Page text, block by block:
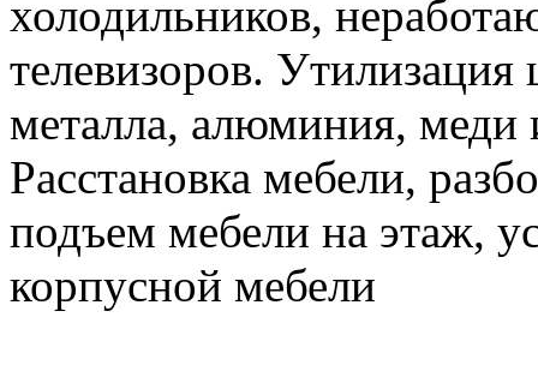
холодильников,
телевизоров. Утилизация
металла, алюминия, меди
Расстановка мебели,
подъем мебели на этаж,
корпусной мебели